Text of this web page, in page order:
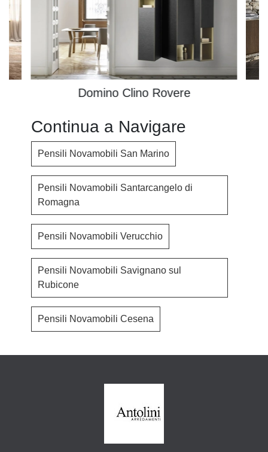
Domino Clino Rovere
Continua a Navigare
Pensili Novamobili San Marino
Pensili Novamobili Santarcangelo di
Romagna
Pensili Novamobili Verucchio
Pensili Novamobili Savignano sul
Rubicone
Pensili Novamobili Cesena